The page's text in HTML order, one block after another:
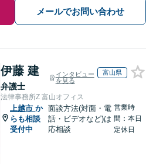
メールでお問い合わせ
伊藤 建
弁護士
インタビュー
を見る
富山県
法律事務所Z 富山オフィス
上越市 か
らも相談
受付中
面談方法(対面・電
話・ビデオなど)は
応相談
営業時
間：本日
定休日